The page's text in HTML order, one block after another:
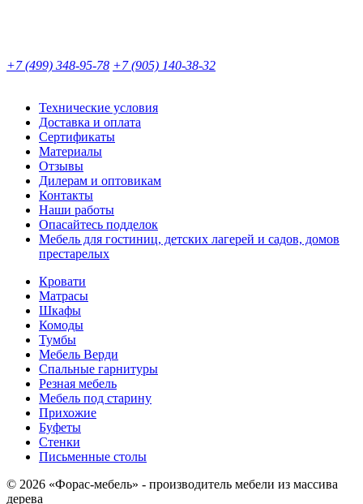
+7 (499) 348-95-78 +7 (905) 140-38-32
Технические условия
Доставка и оплата
Сертификаты
Материалы
Отзывы
Дилерам и оптовикам
Контакты
Наши работы
Опасайтесь подделок
Мебель для гостиниц, детских лагерей и садов, домов
престарелых
Кровати
Матрасы
Шкафы
Комоды
Тумбы
Мебель Верди
Спальные гарнитуры
Резная мебель
Мебель под старину
Прихожие
Буфеты
Стенки
Письменные столы
© 2026 «Форас-мебель» - производитель мебели из массива
дерева